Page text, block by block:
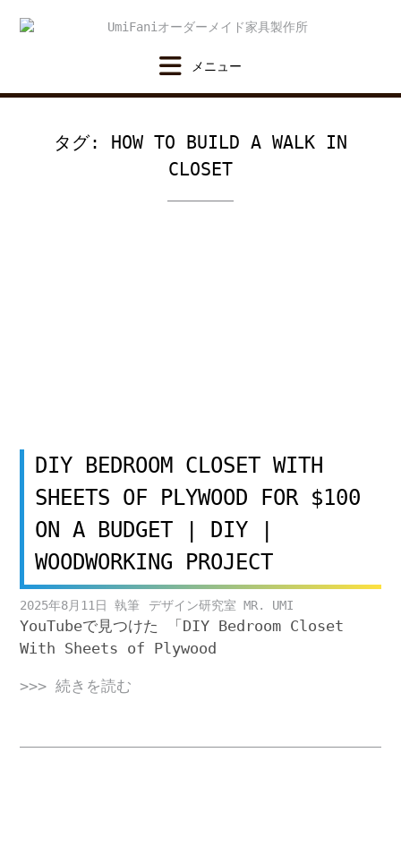
タグ: HOW TO BUILD A WALK IN
CLOSET
DIY BEDROOM CLOSET WITH
SHEETS OF PLYWOOD FOR $100
ON A BUDGET | DIY |
WOODWORKING PROJECT
2025年8月11日 デザイン研究室 MR. UMI
YouTubeで見つけた 「DIY Bedroom Closet
With Sheets of Plywood
>>> 続きを読む